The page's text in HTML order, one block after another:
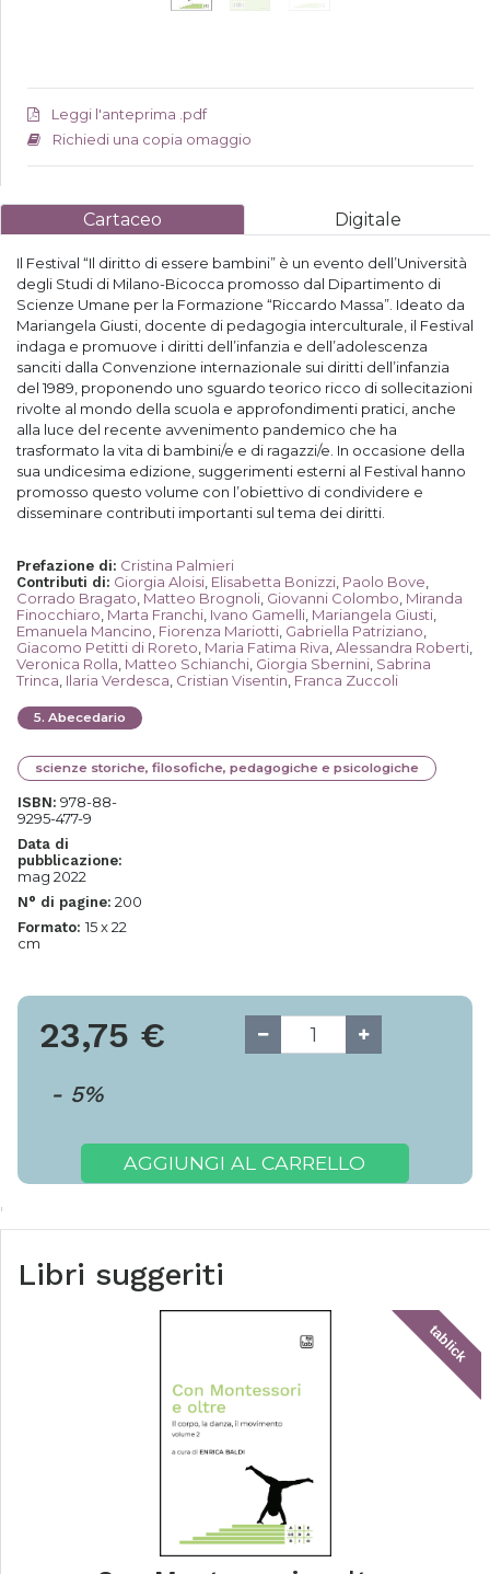
Leggi l'anteprima .pdf
Richiedi una copia omaggio
Cartaceo Digitale
Il Festival “Il diritto di essere bambini” è un evento dell’Università
degli Studi di Milano-Bicocca promosso dal Dipartimento di
Scienze Umane per la Formazione “Riccardo Massa”. Ideato da
Mariangela Giusti, docente di pedagogia interculturale, il Festival
indaga e promuove i diritti dell’infanzia e dell’adolescenza
sanciti dalla Convenzione internazionale sui diritti dell’infanzia
del 1989, proponendo uno sguardo teorico ricco di sollecitazioni
rivolte al mondo della scuola e approfondimenti pratici, anche
alla luce del recente avvenimento pandemico che ha
trasformato la vita di bambini/e e di ragazzi/e. In occasione della
sua undicesima edizione, suggerimenti esterni al Festival hanno
promosso questo volume con l’obiettivo di condividere e
disseminare contributi importanti sul tema dei diritti.
Prefazione di: Cristina Palmieri
Contributi di: Giorgia Aloisi Elisabetta Bonizzi Paolo Bove
Corrado Bragato Matteo Brognoli Giovanni Colombo Miranda
Finocchiaro Marta Franchi Ivano Gamelli Mariangela Giusti
Emanuela Mancino Fiorenza Mariotti Gabriella Patriziano
Giacomo Petitti di Roreto Maria Fatima Riva Alessandra Roberti
Veronica Rolla Matteo Schianchi Giorgia Sbernini Sabrina
Trinca Ilaria Verdesca Cristian Visentin Franca Zuccoli
5. Abecedario
scienze storiche, filosofiche, pedagogiche e psicologiche
ISBN: 978-88-
9295-477-9
Data di
pubblicazione:
mag 2022
N° di pagine: 200
Formato: 15 x 22
cm
23,75 €
- 5%
AGGIUNGI AL CARRELLO
Libri suggeriti
tablick